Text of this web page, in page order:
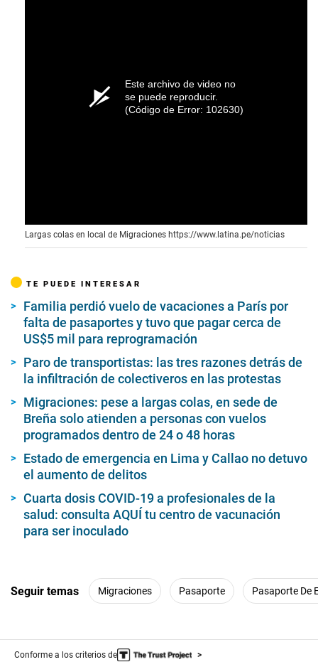
Este archivo de video no
se puede reproducir.
(Código de Error: 102630)
Largas colas en local de Migraciones https://www.latina.pe/noticias
TE PUEDE INTERESAR
Familia perdió vuelo de vacaciones a París por
falta de pasaportes y tuvo que pagar cerca de
US$5 mil para reprogramación
Paro de transportistas: las tres razones detrás de
la infiltración de colectiveros en las protestas
Migraciones: pese a largas colas, en sede de
Breña solo atienden a personas con vuelos
programados dentro de 24 o 48 horas
Estado de emergencia en Lima y Callao no detuvo
el aumento de delitos
Cuarta dosis COVID-19 a profesionales de la
salud: consulta AQUÍ tu centro de vacunación
para ser inoculado
Seguir temas Migraciones Pasaporte Pasaporte De
Conforme a los criterios de